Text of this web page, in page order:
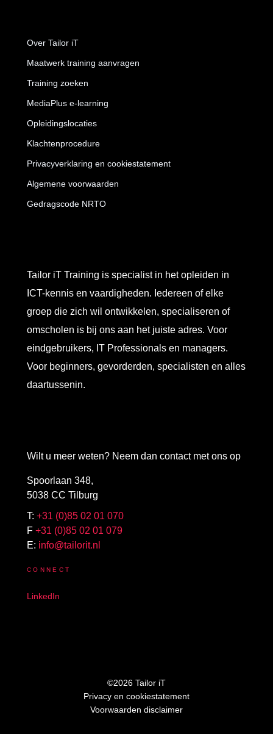
Wilt u meer weten? Neem dan contact met ons op
Spoorlaan 348,
5038 CC Tilburg
T: +31 (0)85 02 01 070
F +31 (0)85 02 01 079
E: info@tailorit.nl
CONNECT
LinkedIn
Tailor iT Training is specialist in het opleiden in
ICT-kennis en vaardigheden. Iedereen of elke
groep die zich wil ontwikkelen, specialiseren of
omscholen is bij ons aan het juiste adres. Voor
eindgebruikers, IT Professionals en managers.
Voor beginners, gevorderden, specialisten en alles
daartussenin.
Over Tailor iT
Maatwerk training aanvragen
Training zoeken
MediaPlus e-learning
Opleidingslocaties
Klachtenprocedure
Privacyverklaring en cookiestatement
Algemene voorwaarden
Gedragscode NRTO
©2026 Tailor iT
Privacy en cookiestatement
Voorwaarden disclaimer